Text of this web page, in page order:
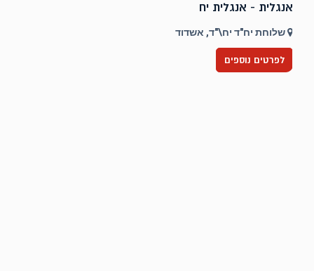
אנגלית - אנגלית יח
שלוחת יח"ד יח\"ד, אשדוד
לפרטים נוספים